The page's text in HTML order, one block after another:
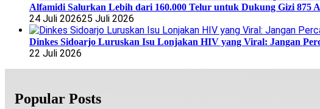
Alfamidi Salurkan Lebih dari 160.000 Telur untuk Dukung Gizi 875
24 Juli 202625 Juli 2026
Dinkes Sidoarjo Luruskan Isu Lonjakan HIV yang Viral: Jangan
22 Juli 2026
Popular Posts